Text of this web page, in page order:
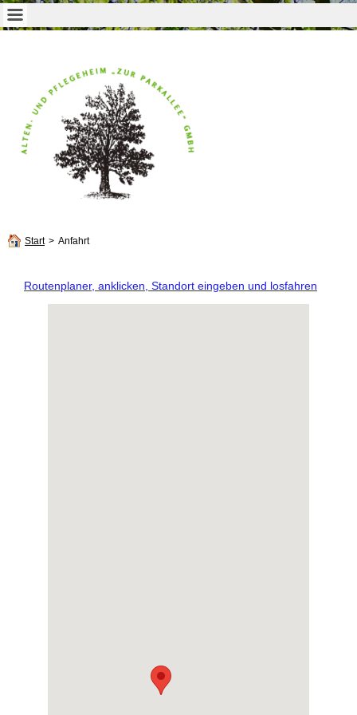
Start > Anfahrt
Routenplaner, anklicken, Standort eingeben und losfahren